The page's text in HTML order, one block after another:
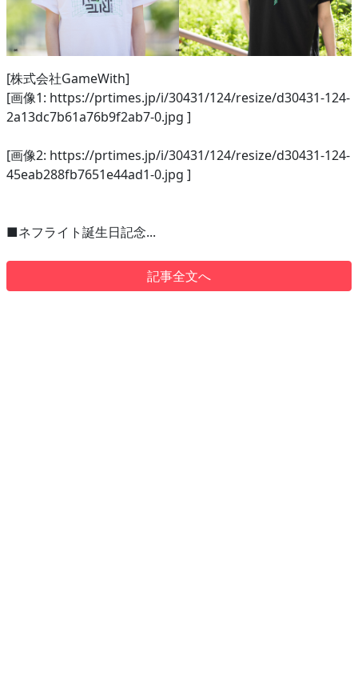
[株式会社GameWith]
[画像1: https://prtimes.jp/i/30431/124/resize/d30431-124-
2a13dc7b61a76b9f2ab7-0.jpg ]
[画像2: https://prtimes.jp/i/30431/124/resize/d30431-124-
45eab288fb7651e44ad1-0.jpg ]
■ネフライト誕生日記念...
記事全文へ